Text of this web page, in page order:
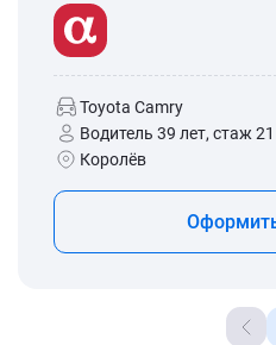
Toyota Camry
Водитель 39 лет, стаж
Королёв